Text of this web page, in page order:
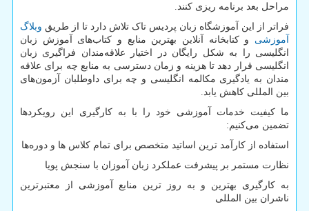
مراحل بعد برنامه ریزی کنند.
فراتر از این آموزشگاه زبان پردیس تاک تلاش دارد تا از طریق وبلاگ
آموزشی و کتابخانه آنلاین بهترین منابع و کتاب‌های آموزش زبان
انگلیسی را به شکل رایگان در اختیار علاقه‌مندان فراگیری زبان
انگلیسی قرار دهد تا هزینه و زمان دسترسی به منابع چه برای علاقه
مندان به یادگیری مکالمه انگلیسی و چه برای داوطلبان آزمون‌های
بین المللی کاهش یابد.
ما کیفیت خدمات آموزشی خود را با به کارگیری این رویکردها
تضمین می‌کنیم:
استفاده از کارآمد ترین اساتید متخصص برای تمام کلاس ها و دوره‌ها
نظارت مستمر بر پیشرفت عملکرد زبان آموزان با سنجش پویا
به کارگیری بهترین و به روز ترین منابع آموزشی از معتبرترین
ناشران بین المللی